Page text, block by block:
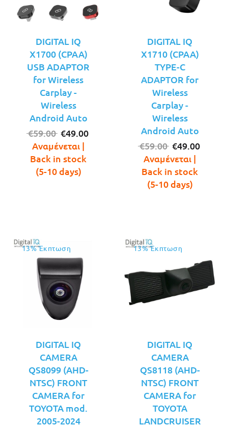
DIGITAL IQ
X1700 (CPAA)
USB ADAPTOR
for Wireless
Carplay -
Wireless
Android Auto
€59.00 Original
price
was:
€59.00.
€49.00
Αναμένεται |
Back in stock
(5-10 days)
DIGITAL IQ
X1710 (CPAA)
TYPE-C
ADAPTOR for
Wireless
Carplay -
Wireless
Android Auto
€59.00 Original
price
was:
€59.00.
€49.00
Αναμένεται |
Back in stock
(5-10 days)
13% Έκπτωση
DIGITAL IQ
CAMERA
QS8099 (AHD-
NTSC) FRONT
CAMERA for
TOYOTA mod.
2005-2024
13% Έκπτωση
DIGITAL IQ
CAMERA
QS8118 (AHD-
NTSC) FRONT
CAMERA for
TOYOTA
LANDCRUISER